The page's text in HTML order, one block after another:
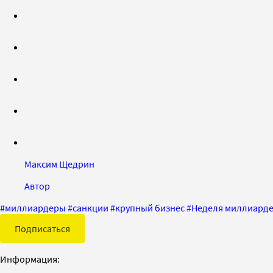
Максим Щедрин
Автор
#миллиардеры #санкции #крупный бизнес#Неделя
Подписаться
Информация: